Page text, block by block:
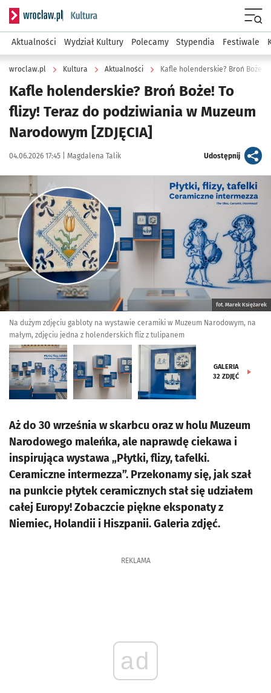
Serwis informacyjny wroclaw.pl podserwis: Kultura
Aktualności Wydział Kultury Polecamy Stypendia Festiwale
wroclaw.pl Kultura Aktualności
Kafle holenderskie? Broń Boże! To
flizy! Teraz do podziwiania w Muzeum
Narodowym [ZDJĘCIA]
Data publikacji:
04.06.2026 17:45 | Autor:
Magdalena Talik Udostępnijartykuł
Kliknij, aby zobaczyć galerię
fot. Marek Księżarek
Na dużym zdjęciu gabloty na wystawie ceramiki w Muzeum Narodowym, na
małym, zdjęciu jedna z holenderskich fliz z tulipanem
GALERIA
32 ZDJĘĆ
Aż do 30 września w skarbcu oraz w holu Muzeum
Narodowego maleńka, ale naprawdę ciekawa i
inspirująca wystawa „Płytki, flizy, tafelki.
Ceramiczne intermezza”. Przekonamy się, jak szał
na punkcie płytek ceramicznych stał się udziałem
całej Europy! Zobaczcie piękne eksponaty z
Niemiec, Holandii i Hiszpanii. Galeria zdjęć.
REKLAMA
ad